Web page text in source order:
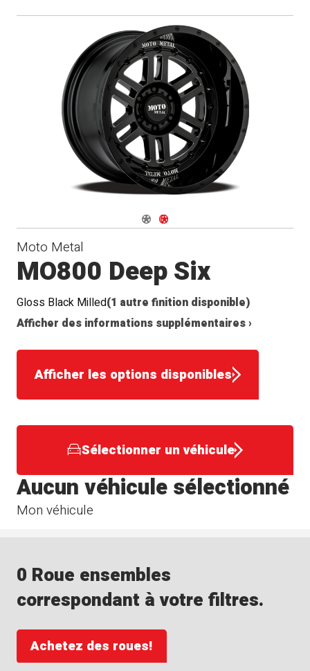
Navigate 1
Navigate 2
Moto Metal
MO800 Deep Six
Gloss Black Milled(1 autre finition disponible)
Afficher des informations supplémentaires ›
Afficher les options disponibles
Sélectionner un véhicule
Mon véhicule
Aucun véhicule sélectionné
0 Roue ensembles
correspondant à votre filtres.
Achetez des roues!